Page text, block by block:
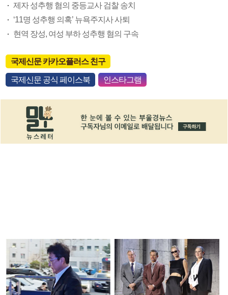
제자 성추행 혐의 중등교사 검찰 송치
‘11명 성추행 의혹’ 뉴욕주지사 사퇴
현역 장성, 여성 부하 성추행 혐의 구속
국제신문 카카오플러스 친구
국제신문 공식 페이스북 인스타그램